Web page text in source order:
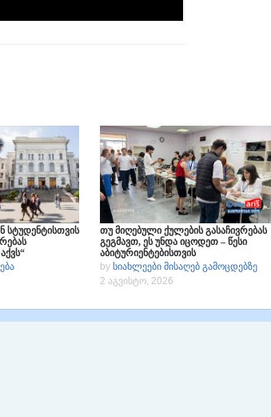
სტუდენტისთვის
თუ მიღებული ქულების გასაჩივრებას
გეგმავთ, ეს უნდა იცოდეთ – წესი
აბიტურიენტებისთვის
by სიახლეები მისაღებ გამოცდებზე
2 აგვისტო, 2026